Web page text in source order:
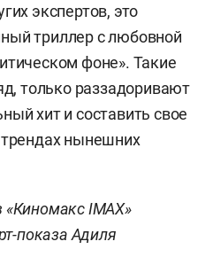
экспертов, это
триллер с любовной
фоне». Такие
только раззадоривают
хит и составить свое
нынешних
«Киномакс IMAX»
показа Адиля